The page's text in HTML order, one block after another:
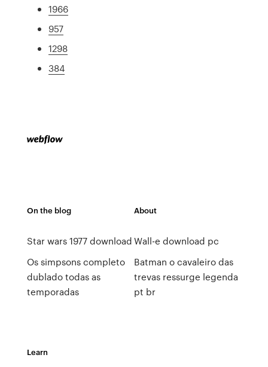
1966
957
1298
384
On the blog
Star wars 1977 download
Os simpsons completo
dublado todas as
temporadas
About
Wall-e download pc
Batman o cavaleiro das
trevas ressurge legenda
pt br
Learn